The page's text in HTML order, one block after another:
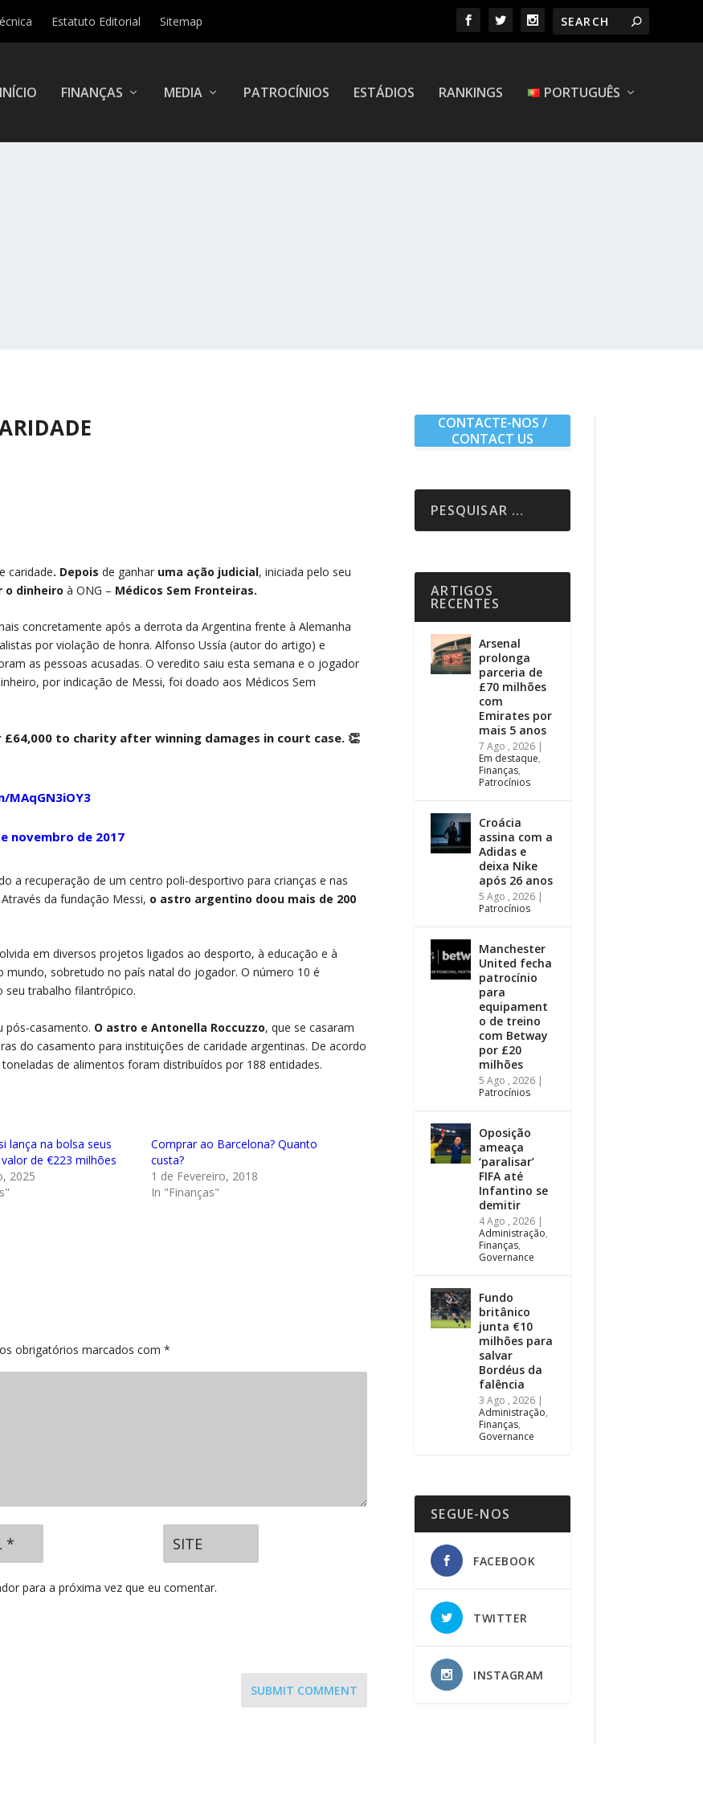
Estatuto Editorial Sitemap
INÍCIO FINANÇAS MEDIA PATROCÍNIOS ESTÁDIOS RANKINGS PORTUGUÊS
caridade. Depois de ganhar uma ação judicial, iniciada pelo seu
o dinheiro à ONG – Médicos Sem Fronteiras.
concretamente após a derrota da Argentina frente à Alemanha
por violação de honra. Alfonso Ussía (autor do artigo) e
as pessoas acusadas. O veredito saiu esta semana e o jogador
por indicação de Messi, foi doado aos Médicos Sem
to charity after winning damages in court case. 👏
novembro de 2017
a recuperação de um centro poli-desportivo para crianças e nas
da fundação Messi, o astro argentino doou mais de 200
em diversos projetos ligados ao desporto, à educação e à
sobretudo no país natal do jogador. O número 10 é
seu trabalho filantrópico.
pós-casamento. O astro e Antonella Roccuzzo, que se casaram
do casamento para instituições de caridade argentinas. De acordo
de alimentos foram distribuídos por 188 entidades.
lança na bolsa seus
de €223 milhões
2025
Comprar ao Barcelona? Quanto
custa?
1 de Fevereiro, 2018
In "Finanças"
obrigatórios marcados com*
para a próxima vez que eu comentar.
SUBMIT COMMENT
CONTACTE-NOS /
CONTACT US
ARTIGOS
RECENTES
Arsenal
prolonga
parceria de
£70 milhões
com
Emirates por
mais 5 anos
7 Ago , 2026 |
Em destaque,
Finanças,
Patrocínios
Croácia
assina com a
Adidas e
deixa Nike
após 26 anos
5 Ago , 2026 |
Patrocínios
Manchester
United fecha
patrocínio
para
equipament
o de treino
com Betway
por £20
milhões
5 Ago , 2026 |
Patrocínios
Oposição
ameaça
‘paralisar’
FIFA até
Infantino se
demitir
4 Ago , 2026 |
Administração,
Finanças,
Governance
Fundo
britânico
junta €10
milhões para
salvar
Bordéus da
falência
3 Ago , 2026 |
Administração,
Finanças,
Governance
SEGUE-NOS
FACEBOOK
TWITTER
INSTAGRAM